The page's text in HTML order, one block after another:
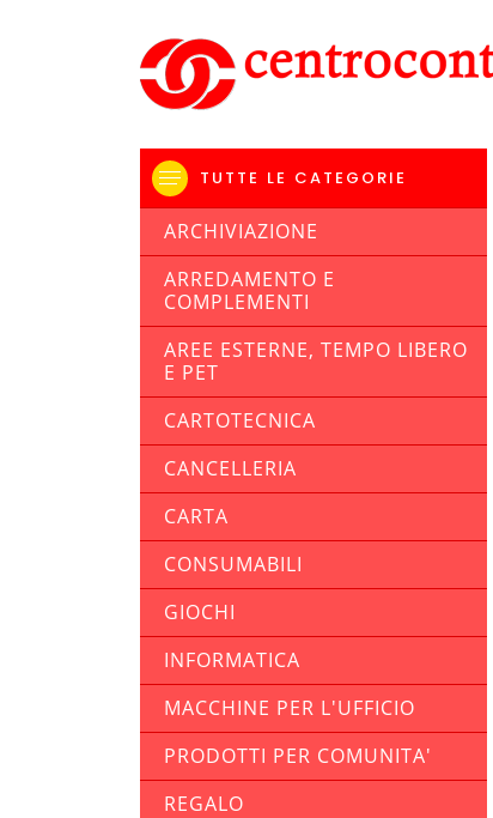
TUTTE LE CATEGORIE
ARCHIVIAZIONE
ARREDAMENTO E
COMPLEMENTI
AREE ESTERNE, TEMPO LIBERO
E PET
CARTOTECNICA
CANCELLERIA
CARTA
CONSUMABILI
GIOCHI
INFORMATICA
MACCHINE PER L'UFFICIO
PRODOTTI PER COMUNITA'
REGALO